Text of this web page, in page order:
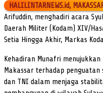
HALILINTARNEWS.id,
Arifuddin, menghadiri acara
Daerah Militer (Kodam) XIV/
Setia Hingga Akhir, Markas
Kehadiran Munafri
Makassar terhadap
dan TNI dalam menjaga